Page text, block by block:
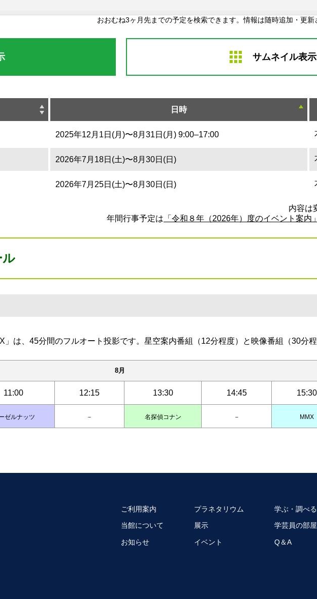
おおむね3ヶ月先までの予定を検索できます。情報は随時追加・更
サムネイル表示
日時
2025年12月1日(月)〜8月31日(月) 9:00–17:00
2026年7月18日(土)〜8月30日(日)
2026年7月25日(土)〜8月30日(日)
内容は
年間行事予定は 「令和８年（2026年）度のイベント案内
ル
」は、45分間のフルオート投影です。星空案内番組（12分程度）と映像番組（30分
8月
11:00 12:15 13:30 14:45 15:30
ゼルナッツ － 名探偵コナン － MMX
ご利用案内
当館について
お知らせ
プラネタリウム
展示
イベント
学ぶ・調べる
学芸員の部屋
Q＆A